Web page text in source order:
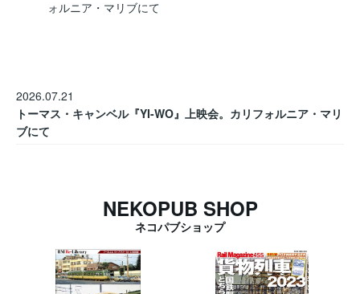
2026.07.21
トーマス・キャンベル『YI-WO』上映会。カリフォルニア・マリ
ブにて
NEKOPUB SHOP
ネコパブショップ